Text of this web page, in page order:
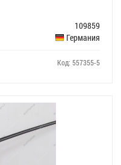
109859
Германия
Код: 557355-5